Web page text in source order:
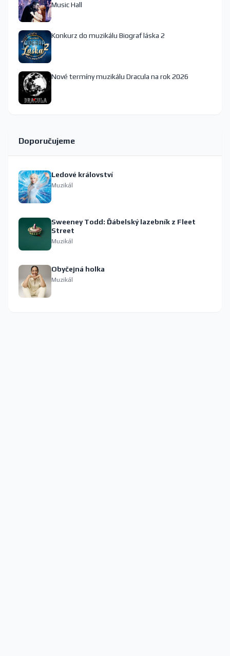
Music Hall
Konkurz do muzikálu Biograf láska 2
Nové termíny muzikálu Dracula na rok 2026
Doporučujeme
Ledové království
Muzikál
Sweeney Todd: Ďábelský lazebník z Fleet
Street
Muzikál
Obyčejná holka
Muzikál